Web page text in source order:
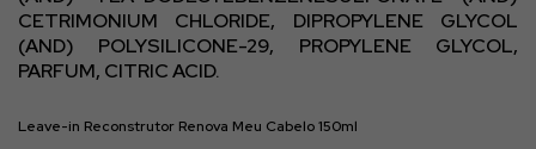
CETRIMONIUM CHLORIDE, DIPROPYLENE GLYCOL
(AND) POLYSILICONE-29, PROPYLENE GLYCOL,
PARFUM, CITRIC ACID.
Leave-in Reconstrutor Renova Meu Cabelo 150ml